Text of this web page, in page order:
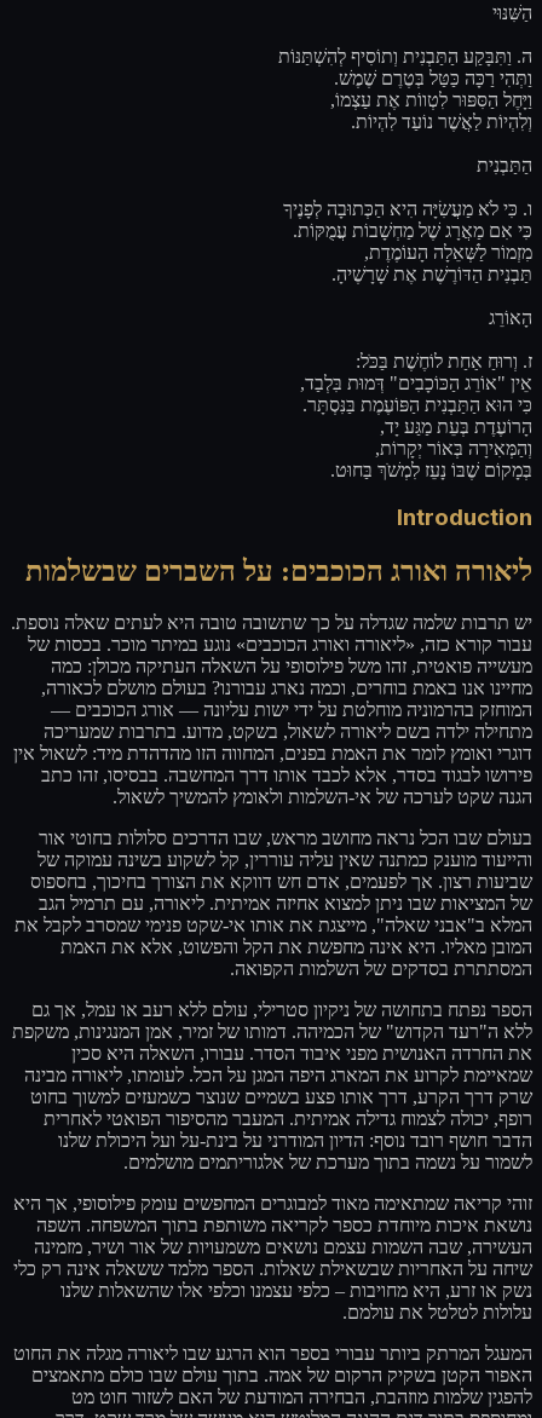
הַשִּׁנּוּי
ה. וַתִּבָּקַע הַתַּבְנִית וְתוֹסִיף לְהִשְׁתַּנּוֹת
וַתְּהִי רַכָּה כַּטַּל בְּטֶרֶם שֶׁמֶשׁ.
וַיָּחֶל הַסִּפּוּר לִטְווֹת אֶת עַצְמוֹ,
וְלִהְיוֹת לַאֲשֶׁר נוֹעַד לִהְיוֹת.
הַתַּבְנִית
ו. כִּי לֹא מַעֲשִׂיָּה הִיא הַכְּתוּבָה לְפָנֶיךָ
כִּי אִם מַאֲרָג שֶׁל מַחְשָׁבוֹת עֲמֻקּוֹת.
מִזְמוֹר לַשְּׁאֵלָה הָעוֹמֶדֶת,
תַּבְנִית הַדּוֹרֶשֶׁת אֶת שָׁרָשֶׁיהָ.
הָאוֹרֵג
ז. וְרוּחַ אַחַת לוֹחֶשֶׁת בַּכֹּל:
אֵין "אוֹרֵג הַכּוֹכָבִים" דְּמוּת בִּלְבַד,
כִּי הוּא הַתַּבְנִית הַפּוֹעֶמֶת בַּנִּסְתָּר.
הָרוֹעֶדֶת בְּעֵת מַגַּע יָד,
וְהַמְּאִירָה בְּאוֹר יְקָרוֹת,
בְּמָקוֹם שֶׁבּוֹ נָעֵז לִמְשֹׁךְ בַּחוּט.
Introduction
ליאורה ואורג הכוכבים: על השברים שבשלמות
יש תרבות שלמה שגדלה על כך שתשובה טובה היא לעתים שאלה נוספת.
עבור קורא כזה, «ליאורה ואורג הכוכבים» נוגע במיתר מוכר. בכסות של
מעשייה פואטית, זהו משל פילוסופי על השאלה העתיקה מכולן: כמה
מחיינו אנו באמת בוחרים, וכמה נארג עבורנו? בעולם מושלם לכאורה,
המוחזק בהרמוניה מוחלטת על ידי ישות עליונה — אורג הכוכבים —
מתחילה ילדה בשם ליאורה לשאול, בשקט, מדוע. בתרבות שמעריכה
דוגרי ואומץ לומר את האמת בפנים, המחווה הזו מהדהדת מיד: לשאול אין
פירושו לבגוד בסדר, אלא לכבד אותו דרך המחשבה. בבסיסו, זהו כתב
הגנה שקט לערכה של אי-השלמות ולאומץ להמשיך לשאול.
בעולם שבו הכל נראה מחושב מראש, שבו הדרכים סלולות בחוטי אור
והייעוד מוענק כמתנה שאין עליה עוררין, קל לשקוע בשינה עמוקה של
שביעות רצון. אך לפעמים, אדם חש דווקא את הצורך בחיכוך, בחספוס
של המציאות שבו ניתן למצוא אחיזה אמיתית. ליאורה, עם תרמיל הגב
המלא ב"אבני שאלה", מייצגת את אותו אי-שקט פנימי שמסרב לקבל את
המובן מאליו. היא אינה מחפשת את הקל והפשוט, אלא את האמת
המסתתרת בסדקים של השלמות הקפואה.
הספר נפתח בתחושה של ניקיון סטרילי, עולם ללא רעב או עמל, אך גם
ללא ה"רעד הקדוש" של הכמיהה. דמותו של זמיר, אמן המנגינות, משקפת
את החרדה האנושית מפני איבוד הסדר. עבורו, השאלה היא סכין
שמאיימת לקרוע את המארג היפה המגן על הכל. לעומתו, ליאורה מבינה
שרק דרך הקרע, דרך אותו פצע בשמיים שנוצר כשמעזים למשוך בחוט
רופף, יכולה לצמוח גדילה אמיתית. המעבר מהסיפור הפואטי לאחרית
הדבר חושף רובד נוסף: הדיון המודרני על בינת-על ועל היכולת שלנו
לשמור על נשמה בתוך מערכת של אלגוריתמים מושלמים.
זוהי קריאה שמתאימה מאוד למבוגרים המחפשים עומק פילוסופי, אך היא
נושאת איכות מיוחדת כספר לקריאה משותפת בתוך המשפחה. השפה
העשירה, שבה השמות עצמם נושאים משמעויות של אור ושיר, מזמינה
שיחה על האחריות שבשאילת שאלות. הספר מלמד ששאלה אינה רק כלי
נשק או זרע, היא מחויבות – כלפי עצמנו וכלפי אלו שהשאלות שלנו
עלולות לטלטל את עולמם.
המעגל המרתק ביותר עבורי בספר הוא הרגע שבו ליאורה מגלה את החוט
האפור הקטן בשקיק הרקום של אמה. בתוך עולם שבו כולם מתאמצים
להפגין שלמות מוזהבת, הבחירה המודעת של האם לשזור חוט מט